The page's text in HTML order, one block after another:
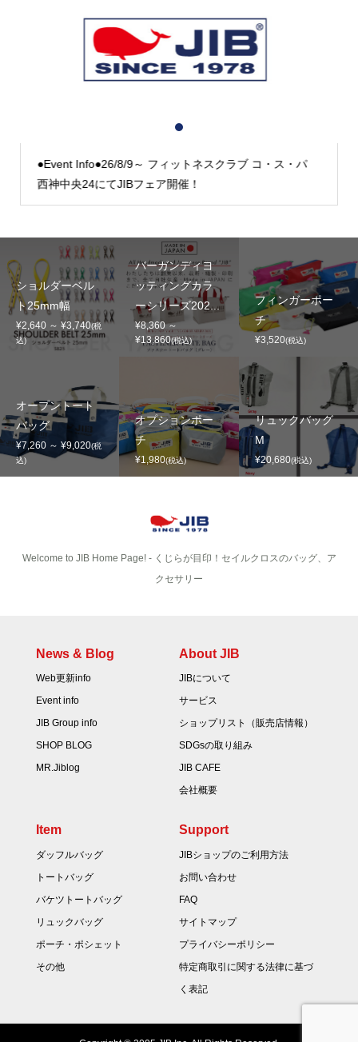
●Event Info●26/8/9～ フィットネスクラブ コ・ス・パ
西神中央24にてJIBフェア開催！
2
ショルダーベル
ト25mm幅
¥2,640 ～ ¥3,740(税
込)
バーガンディヨ
ッティングカラ
ーシリーズ202...
¥8,360 ～
¥13,860(税込)
フィンガーポー
チ
¥3,520(税込)
オープントート
バッグ
¥7,260 ～ ¥9,020(税
込)
オプションポー
チ
¥1,980(税込)
リュックバッグ
M
¥20,680(税込)
Welcome to JIB Home Page! ‐ くじらが目印！セイルクロスのバッグ、ア
クセサリー
News & Blog
Web更新info
Event info
JIB Group info
SHOP BLOG
MR.Jiblog
About JIB
JIBについて
サービス
ショップリスト（販売店情報）
SDGsの取り組み
JIB CAFE
会社概要
Item
ダッフルバッグ
トートバッグ
バケツトートバッグ
リュックバッグ
ポーチ・ポシェット
その他
Support
JIBショップのご利用方法
お問い合わせ
FAQ
サイトマップ
プライバシーポリシー
特定商取引に関する法律に基づ
く表記